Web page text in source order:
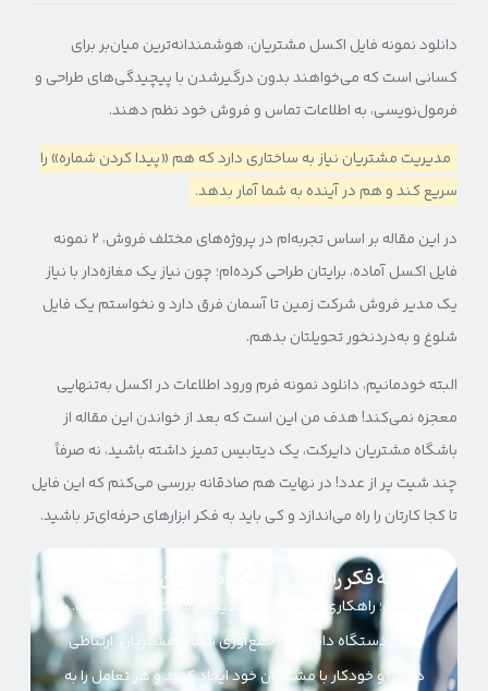
دانلود نمونه فایل اکسل مشتریان، هوشمندانه‌ترین میان‌بر برای
کسانی است که می‌خواهند بدون درگیرشدن با پیچیدگی‌های طراحی و
فرمول‌نویسی، به اطلاعات تماس و فروش خود نظم دهند.
مدیریت مشتریان نیاز به ساختاری دارد که هم «پیدا کردن شماره» را
سریع کند و هم در آینده به شما آمار بدهد.
در این مقاله بر اساس تجربه‌ام در پروژه‌های مختلف فروش، ۲ نمونه
فایل اکسل آماده، برایتان طراحی کرده‌ام؛ چون نیاز یک مغازه‌دار با نیاز
یک مدیر فروش شرکت زمین تا آسمان فرق دارد و نخواستم یک فایل
شلوغ و به‌دردنخور تحویلتان بدهم.
البته خودمانیم، دانلود نمونه فرم ورود اطلاعات در اکسل به‌تنهایی
معجزه نمی‌کند! هدف من این است که بعد از خواندن این مقاله از
باشگاه مشتریان دایرکت، یک دیتابیس تمیز داشته باشید، نه صرفاً
چند شیت پر از عدد! در نهایت هم صادقانه بررسی می‌کنم که این فایل
تا کجا کارتان را راه می‌اندازد و کی باید به فکر ابزارهای حرفه‌ای‌تر باشید.
به فکر راه‌اندازی باشگاه مشتریان هستید؟
دایرکت؛ راهکاری حرفه‌ای برای مدیریت مشتریان شما است. با
خرید دستگاه دایرکت و جمع‌آوری شماره مشتریان؛ ارتباطی
دائمی و خودکار با مشتریان خود ایجاد کنید و هر تعامل را به